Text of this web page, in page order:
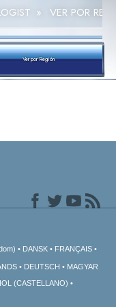
» VER POR
Ver por Región
DANSK FRANÇAIS
DEUTSCH
MAGYAR
(CASTELLANO)